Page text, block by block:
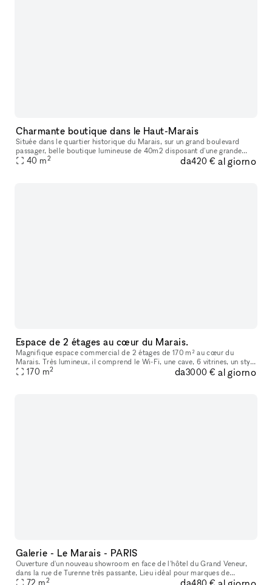
Charmante boutique dans le Haut-Marais
Située dans le quartier historique du Marais, sur un grand boulevard
passager, belle boutique lumineuse de 40m2 disposant d'une grande
vitrine. Ideal pour les pop-up stores, les lancements de produit
40 m2 da420 € al giorno
Espace de 2 étages au cœur du Marais.
Magnifique espace commercial de 2 étages de 170 m² au cœur du
Marais. Très lumineux, il comprend le Wi-Fi, une cave, 6 vitrines, un style
Haussmannien, ainsi qu’un mini-kitchen et une toilet.
170 m2 da3000 € al giorno
Galerie - Le Marais - PARIS
Ouverture d'un nouveau showroom en face de l'hôtel du Grand Veneur,
dans la rue de Turenne très passante, Lieu idéal pour marques de
créateurs, boutique vintage, showroom, évènementiel, galeries d'a
72 m2